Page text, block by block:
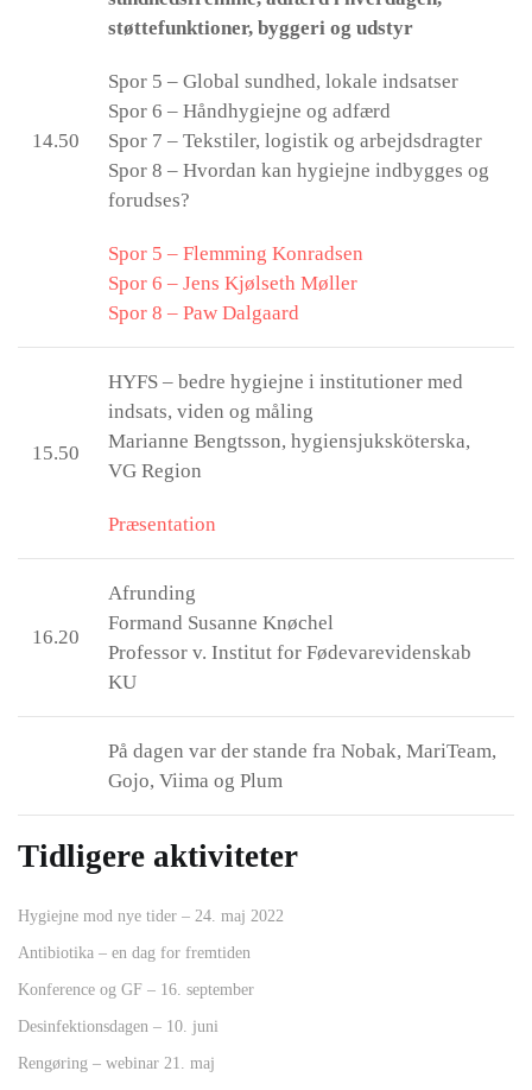
14.50
støttefunktioner, byggeri og udstyr
Spor 5 – Global sundhed, lokale indsatser
Spor 6 – Håndhygiejne og adfærd
Spor 7 – Tekstiler, logistik og arbejdsdragter
Spor 8 – Hvordan kan hygiejne indbygges og
forudses?
Spor 5 – Flemming Konradsen
Spor 6 – Jens Kjølseth Møller
Spor 8 – Paw Dalgaard
15.50
HYFS – bedre hygiejne i institutioner med
indsats, viden og måling
Marianne Bengtsson, hygiensjuksköterska,
VG Region
Præsentation
16.20
Afrunding
Formand Susanne Knøchel
Professor v. Institut for Fødevarevidenskab
KU
På dagen var der stande fra Nobak, MariTeam,
Gojo, Viima og Plum
Tidligere aktiviteter
Hygiejne mod nye tider – 24. maj 2022
Antibiotika – en dag for fremtiden
Konference og GF – 16. september
Desinfektionsdagen – 10. juni
Rengøring – webinar 21. maj